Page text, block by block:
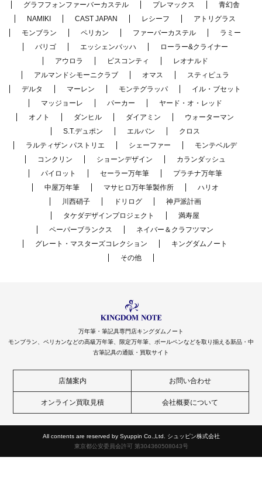
グラフフォンファーバーカステル
プレマックス
青幻舎
NAMIKI
CAST JAPAN レシーフ
アトリグラス
モンブラン
ペリカン ファーバーカステル
ラミー
バリゴ
エッシェンバッハ
ローラー&クライナー
アウロラ
ビスコンティ
レオナルド
アルマンドシモーニクラブ
オマス
スティピュラ
デルタ
マーレン モンテグラッパ
イル・ブセット
マッジョーレ
パーカー
ヤード・オ・レッド
オノト
ダンヒル ダイアミン
ウォーターマン
S.T.デュポン
エルバン
クロス
ラルティザン パストリエ
シェーファー
モンテベルデ
コンクリン
ショーンデザイン
カランダッシュ
パイロット
セーラー万年筆
プラチナ万年筆
中屋万年筆
マサヒロ万年筆製作所
ハリオ
川西硝子
ドリログ
神戸派計画
タケダデザインプロジェクト
満寿屋
ペーパーブランクス
ネイバー＆クラフツマン
グレート・マスターズコレクション
キングダムノート
その他
万年筆・筆記具専門店キングダムノート
モンブラン、ペリカンなどの高級万年筆、限定万年筆、ボールペンなどを取り揃える新品・中
古筆記具の通販・買取サイト
店舗案内 お問い合わせ
オンライン買取見積 会社概要について
All contents are reserved by Syuppin Co.,Ltd. シュッピン株式会社
東京都公安委員会許可 第304360508043号